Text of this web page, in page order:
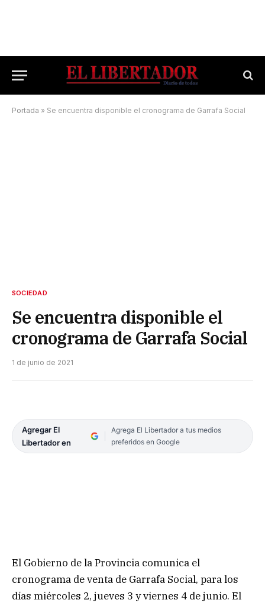
Portada » Se encuentra disponible el cronograma de Garrafa Social
SOCIEDAD
Se encuentra disponible el
cronograma de Garrafa Social
1 de junio de 2021
Agregar El
Libertador en
Agrega El Libertador a tus medios
preferidos en Google
El Gobierno de la Provincia comunica el
cronograma de venta de Garrafa Social, para los
días miércoles 2, jueves 3 y viernes 4 de junio. El